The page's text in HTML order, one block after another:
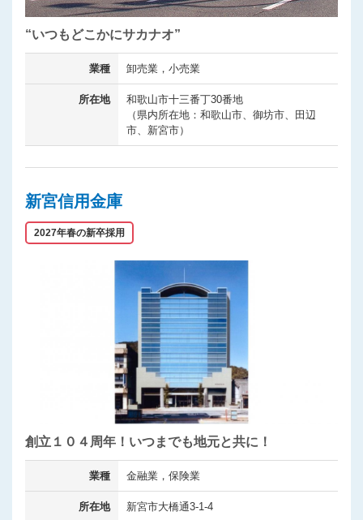
“いつもどこかにサカナオ”
業種 卸売業，小売業
所在地
和歌山市十三番丁30番地
（県内所在地：和歌山市、御坊市、田辺
市、新宮市）
新宮信用金庫
2027年春の新卒採用
創立１０４周年！いつまでも地元と共に！
業種 金融業，保険業
所在地 新宮市大橋通3-1-4